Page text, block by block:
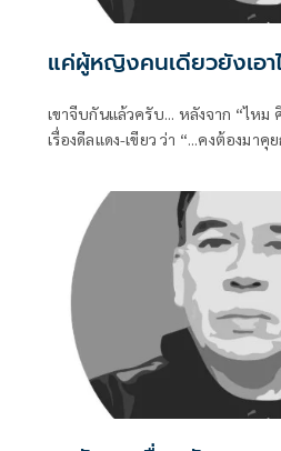
แค่ผู้หญิงคนเดียวยังเอา
เขาจีบกันแล้วครับ... หลังจาก “ไห
เรื่องดีลแดง-เขียว ว่า “...คงต้องมาคุ
ส้มก็รอเสียบอยู่